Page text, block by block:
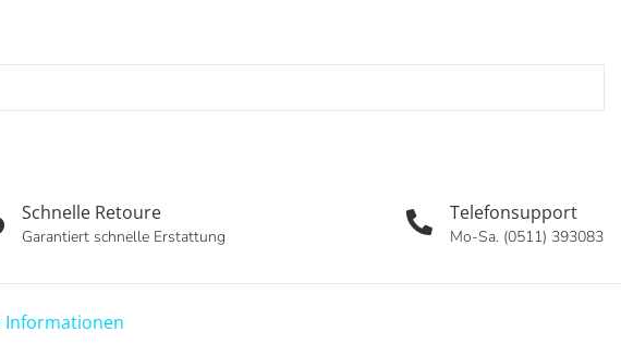
Schnelle Retoure
Garantiert schnelle Erstattung
Telefonsupport
Mo-Sa. (0511) 393083
Informationen